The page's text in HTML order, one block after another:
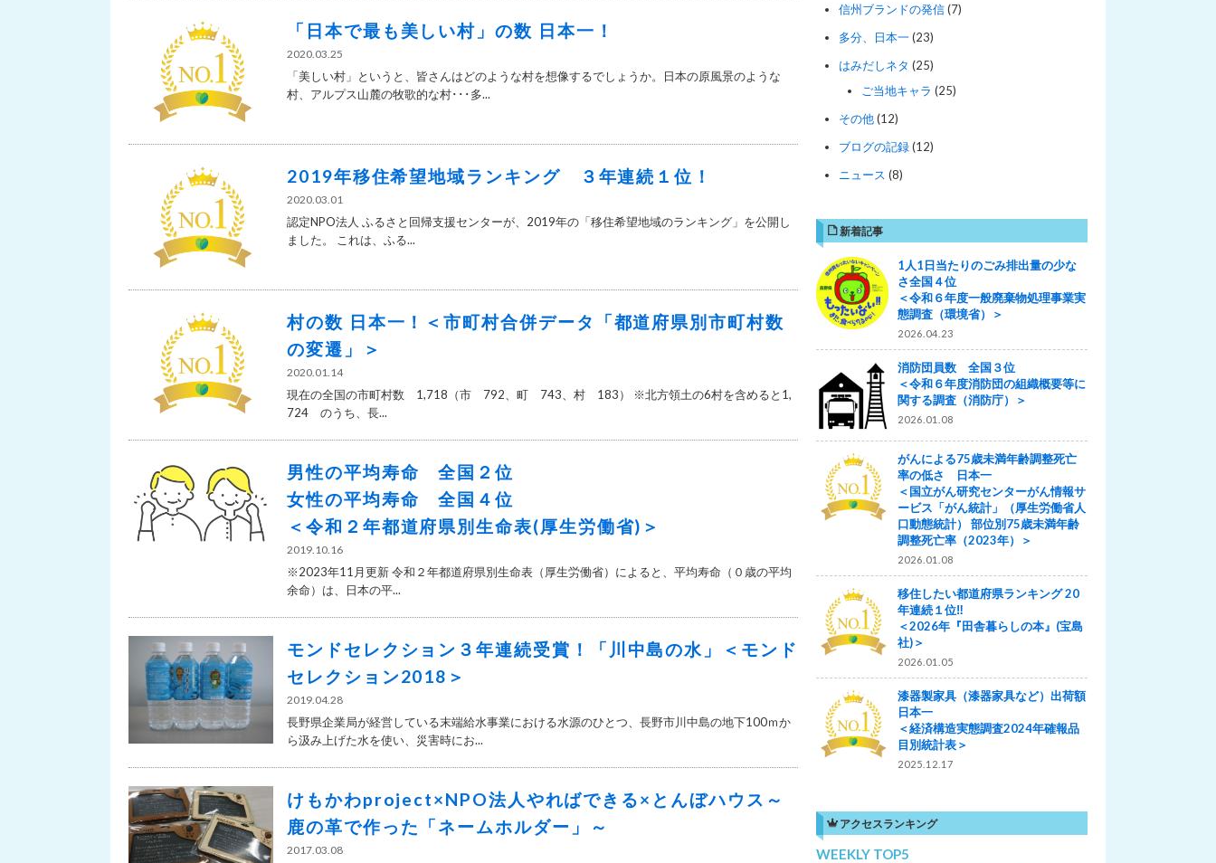
「日本で最も美しい村」の数 日本一！
2020.03.25
「美しい村」というと、皆さんはどのような村を想像するでしょうか。日本の原風景のような
村、アルプス山麓の牧歌的な村･･･多...
2019年移住希望地域ランキング ３年連続１位！
2020.03.01
認定NPO法人 ふるさと回帰支援センターが、2019年の「移住希望地域のランキング」を公開し
ました。 これは、ふる...
村の数 日本一！＜市町村合併データ「都道府県別市町村数
の変遷」＞
2020.01.14
現在の全国の市町村数 1,718（市 792、町 743、村 183） ※北方領土の6村を含めると1,
724 のうち、長...
男性の平均寿命 全国２位
女性の平均寿命 全国４位
＜令和２年都道府県別生命表(厚生労働省)＞
2019.10.16
※2023年11月更新 令和２年都道府県別生命表（厚生労働省）によると、平均寿命（０歳の平均
余命）は、日本の平...
モンドセレクション３年連続受賞！「川中島の水」＜モンド
セレクション2018＞
2019.04.28
長野県企業局が経営している末端給水事業における水源のひとつ、長野市川中島の地下100ｍか
ら汲み上げた水を使い、災害時にお...
けもかわproject×NPO法人やればできる×とんぼハウス～
鹿の革で作った「ネームホルダー」～
2017.03.08
信州ブランドの発信(7)
多分、日本一(23)
はみだしネタ (25)
ご当地キャラ (25)
その他(12)
ブログの記録(12)
ニュース (8)
新着記事
1人1日当たりのごみ排出量の少な
さ全国４位
＜令和６年度一般廃棄物処理事業実
態調査（環境省）＞
2026.04.23
消防団員数 全国３位
＜令和６年度消防団の組織概要等に
関する調査（消防庁）＞
2026.01.08
がんによる75歳未満年齢調整死亡
率の低さ 日本一
＜国立がん研究センターがん情報サ
ービス「がん統計」（厚生労働省人
口動態統計） 部位別75歳未満年齢
調整死亡率（2023年）＞
2026.01.08
移住したい都道府県ランキング 20
年連続１位‼
＜2026年『田舎暮らしの本』(宝島
社)＞
2026.01.05
漆器製家具（漆器家具など）出荷額
日本一
＜経済構造実態調査2024年確報品
目別統計表＞
2025.12.17
アクセスランキング
WEEKLY TOP5